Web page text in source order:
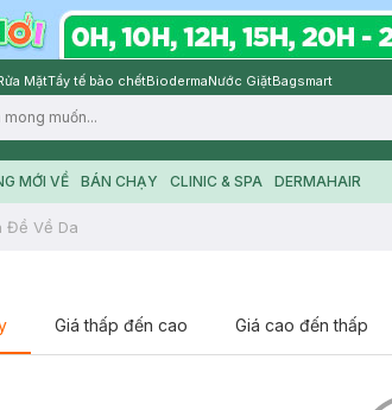
MặtTẩy tế bào chếtBiodermaNước GiặtBagsmart
MỚI VỀ BÁN CHẠY CLINIC & SPA DERMAHAIR
Đề Về Da
Giá thấp đến cao Giá cao đến thấp